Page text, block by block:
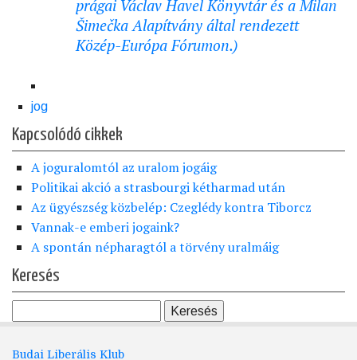
prágai Václav Havel Könyvtár és a Milan
Šimečka Alapítvány által rendezett
Közép-Európa Fórumon.)
jog
Kapcsolódó cikkek
A joguralomtól az uralom jogáig
Politikai akció a strasbourgi kétharmad után
Az ügyészség közbelép: Czeglédy kontra Tiborcz
Vannak-e emberi jogaink?
A spontán népharagtól a törvény uralmáig
Keresés
Budai Liberális Klub